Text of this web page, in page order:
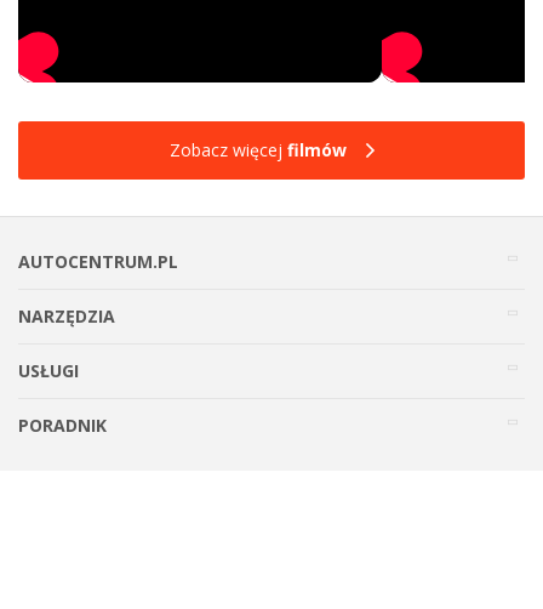
Zobacz więcej filmów
AUTOCENTRUM.PL
NARZĘDZIA
USŁUGI
PORADNIK